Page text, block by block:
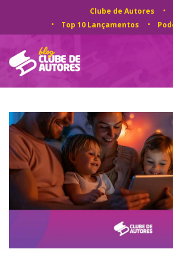
Clube de Autores
Top 10 Lançamentos